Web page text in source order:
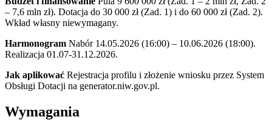
– 7,6 mln zł). Dotacja do 30 000 zł (Zad. 1) i do 60 000 zł (Zad. 2).
Wkład własny niewymagany.
Harmonogram Nabór 14.05.2026 (16:00) – 10.06.2026 (18:00).
Realizacja 01.07-31.12.2026.
Jak aplikować Rejestracja profilu i złożenie wniosku przez System
Obsługi Dotacji na generator.niw.gov.pl.
Wymagania